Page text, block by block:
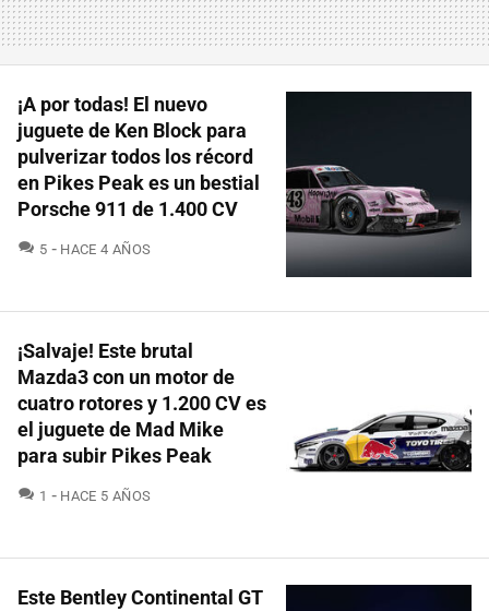
¡A por todas! El nuevo
juguete de Ken Block para
pulverizar todos los récord
en Pikes Peak es un bestial
Porsche 911 de 1.400 CV
5 COMENTARIOS
HACE 4 AÑOS
¡Salvaje! Este brutal
Mazda3 con un motor de
cuatro rotores y 1.200 CV es
el juguete de Mad Mike
para subir Pikes Peak
1 COMENTARIOS
HACE 5 AÑOS
Este Bentley Continental GT